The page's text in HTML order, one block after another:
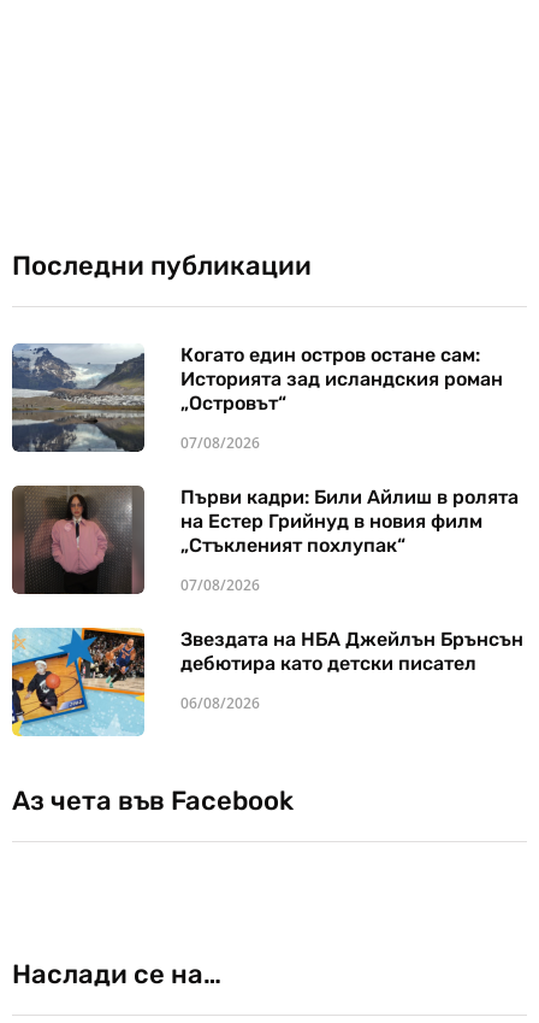
Последни публикации
Когато един остров остане сам:
Историята зад исландския роман
„Островът“
07/08/2026
Първи кадри: Били Айлиш в ролята
на Естер Грийнуд в новия филм
„Стъкленият похлупак“
07/08/2026
Звездата на НБА Джейлън Брънсън
дебютира като детски писател
06/08/2026
Аз чета във Facebook
Наслади се на…